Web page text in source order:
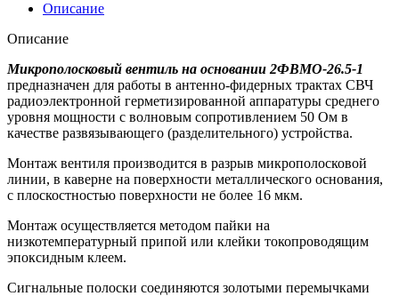
Описание
Описание
Микрополосковый вентиль на основании 2ФВМO-26.5-1
предназначен для работы в антенно-фидерных трактах СВЧ
радиоэлектронной герметизированной аппаратуры среднего
уровня мощности с волновым сопротивлением 50 Ом в
качестве развязывающего (разделительного) устройства.
Монтаж вентиля производится в разрыв микрополосковой
линии, в каверне на поверхности металлического основания,
с плоскостностью поверхности не более 16 мкм.
Монтаж осуществляется методом пайки на
низкотемпературный припой или клейки токопроводящим
эпоксидным клеем.
Сигнальные полоски соединяются золотыми перемычками